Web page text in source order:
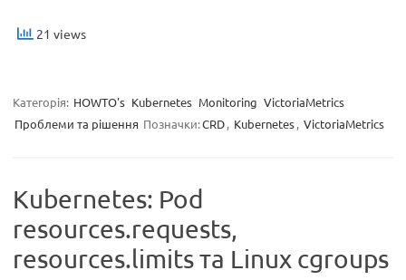
21 views
Категорія: HOWTO's Kubernetes Monitoring VictoriaMetrics
Проблеми та рішення Позначки:CRD, Kubernetes, VictoriaMetrics
Kubernetes: Pod
resources.requests,
resources.limits та Linux cgroups